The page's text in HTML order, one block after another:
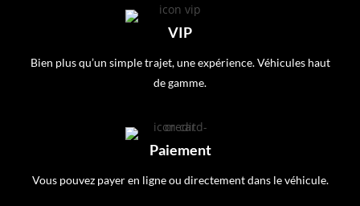
VIP
Bien plus qu’un simple trajet, une expérience. Véhicules haut
de gamme.
Paiement
Vous pouvez payer en ligne ou directement dans le véhicule.